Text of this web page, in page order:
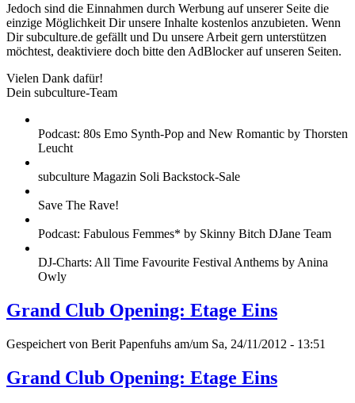
Jedoch sind die Einnahmen durch Werbung auf unserer Seite die
einzige Möglichkeit Dir unsere Inhalte kostenlos anzubieten. Wenn
Dir subculture.de gefällt und Du unsere Arbeit gern unterstützen
möchtest, deaktiviere doch bitte den AdBlocker auf unseren Seiten.
Vielen Dank dafür!
Dein subculture-Team
Podcast: 80s Emo Synth-Pop and New Romantic by Thorsten
Leucht
subculture Magazin Soli Backstock-Sale
Save The Rave!
Podcast: Fabulous Femmes* by Skinny Bitch DJane Team
DJ-Charts: All Time Favourite Festival Anthems by Anina
Owly
Grand Club Opening: Etage Eins
Gespeichert von Berit Papenfuhs am/um Sa, 24/11/2012 - 13:51
Grand Club Opening: Etage Eins